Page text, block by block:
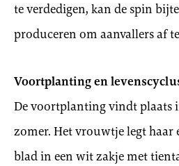
te verdedigen, kan de spin
produceren om aanvallers af
Voortplanting en
De voortplanting vindt plaats
zomer. Het vrouwtje legt haar
blad in een wit zakje met